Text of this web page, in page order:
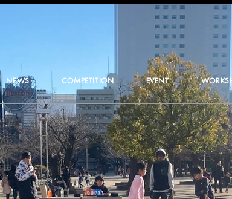
NEWS COMPETITION EVENT